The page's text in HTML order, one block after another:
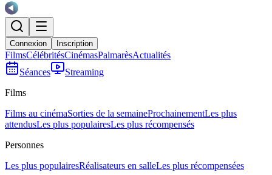
Connexion Inscription
FilmsCélébritésCinémasPalmarèsActualités
Séances
Streaming
Films
Films au cinémaSorties de la semaineProchainementLes plus
attendusLes plus populairesLes plus récompensés
Personnes
Les plus populairesRéalisateurs en salleLes plus récompensées